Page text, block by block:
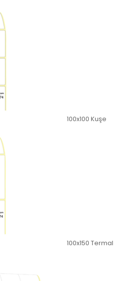
100x100 Kuşe
100x150 Termal